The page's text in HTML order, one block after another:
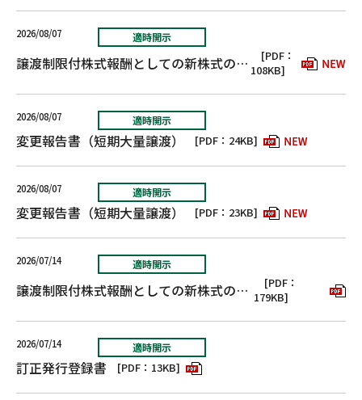
2026/08/07 適時開示
譲渡制限付株式報酬としての新株式の発行の払込完了に関するお知らせ
[PDF：
108KB]
2026/08/07 適時開示
変更報告書（短期大量譲渡） [PDF：24KB]
2026/08/07 適時開示
変更報告書（短期大量譲渡） [PDF：23KB]
2026/07/14 適時開示
譲渡制限付株式報酬としての新株式の発行に関するお知らせ
[PDF：
179KB]
2026/07/14 適時開示
訂正発行登録書 [PDF：13KB]